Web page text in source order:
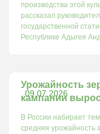
производства этой
рассказал
государственной
Республике Адыгея
09.07.2026
Урожайность
кампании
В России набирает
средняя урожайность